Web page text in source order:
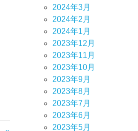
2024年3月
2024年2月
2024年1月
2023年12月
2023年11月
2023年10月
2023年9月
2023年8月
2023年7月
2023年6月
2023年5月